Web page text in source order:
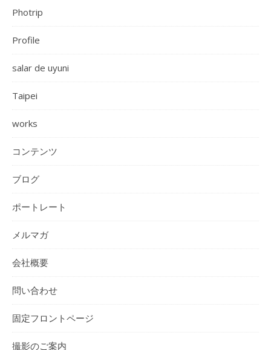
Photrip
Profile
salar de uyuni
Taipei
works
コンテンツ
ブログ
ポートレート
メルマガ
会社概要
問い合わせ
固定フロントページ
撮影のご案内